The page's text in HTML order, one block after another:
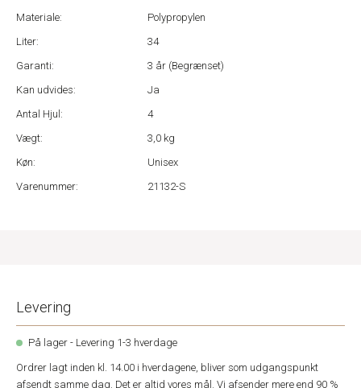
Materiale:
Polypropylen
Liter:
34
Garanti:
3 år (Begrænset)
Kan udvides:
Ja
Antal Hjul:
4
Vægt:
3,0 kg
Køn:
Unisex
Varenummer:
21132-S
Levering
På lager - Levering 1-3 hverdage
Ordrer lagt inden kl. 14.00 i hverdagene, bliver som udgangspunkt
afsendt samme dag. Det er altid vores mål. Vi afsender mere end 90 %